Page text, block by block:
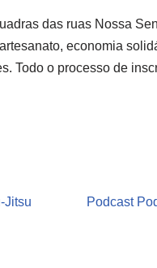
das ruas Nossa
economia
Todo o processo de
Jitsu
Podcast